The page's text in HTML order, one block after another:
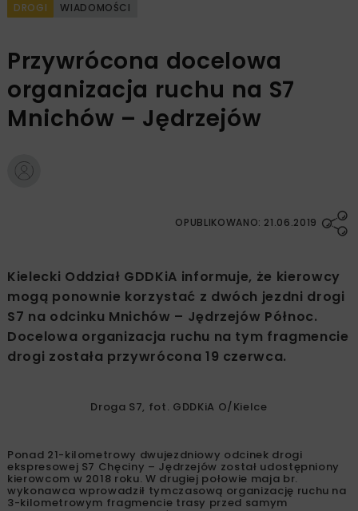
DROGI WIADOMOŚCI
Przywrócona docelowa
organizacja ruchu na S7
Mnichów – Jędrzejów
OPUBLIKOWANO: 21.06.2019
Kielecki Oddział GDDKiA informuje, że kierowcy
mogą ponownie korzystać z dwóch jezdni drogi
S7 na odcinku Mnichów – Jędrzejów Północ.
Docelowa organizacja ruchu na tym fragmencie
drogi została przywrócona 19 czerwca.